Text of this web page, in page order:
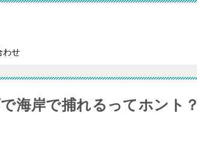
わせ
海岸で捕れるってホント？